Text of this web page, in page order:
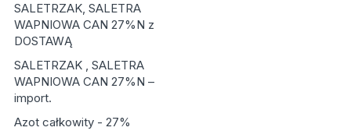
SALETRZAK, SALETRA
WAPNIOWA CAN 27%N z
DOSTAWĄ
SALETRZAK , SALETRA
WAPNIOWA CAN 27%N –
import.
Azot całkowity - 27%